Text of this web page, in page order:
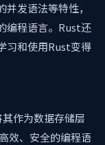
发语法等特性，
编程语言。Rust还
习和使用Rust变得
作为数据存储层
效、安全的编程语